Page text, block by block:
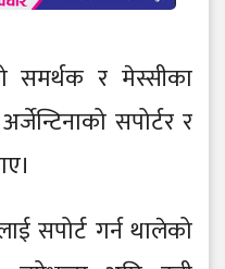
समर्थक र मेस्सीका
सपोर्टर र
सपोर्ट गर्न थालेको